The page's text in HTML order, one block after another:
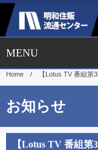
Home / 【Lotus TV 番組第
【Lotus TV 番組第